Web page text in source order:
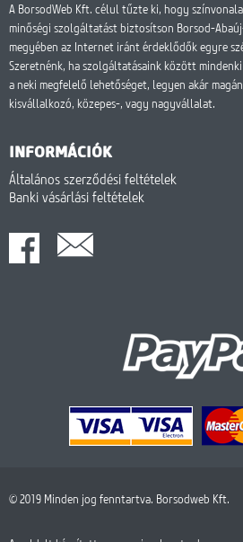
A BorsodWeb Kft. célul tűzte ki, hogy
minőségi szolgáltatást biztosítson Borsod-
megyében az Internet iránt érdeklődők egyre
Szeretnénk, ha szolgáltatásaink között
a neki megfelelő lehetőséget, legyen akár
kisvállalkozó, közepes-, vagy nagyvállalat.
INFORMÁCIÓK
Általános szerződési feltételek
Banki vásárlási feltételek
© 2019 Minden jog fenntartva. Borsodweb Kft.